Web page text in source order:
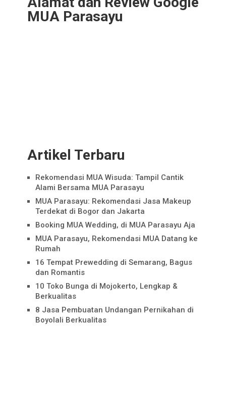
MUA Parasayu
Artikel Terbaru
Rekomendasi MUA Wisuda: Tampil Cantik
Alami Bersama MUA Parasayu
MUA Parasayu: Rekomendasi Jasa Makeup
Terdekat di Bogor dan Jakarta
Booking MUA Wedding, di MUA Parasayu Aja
MUA Parasayu, Rekomendasi MUA Datang ke
Rumah
16 Tempat Prewedding di Semarang, Bagus
dan Romantis
10 Toko Bunga di Mojokerto, Lengkap &
Berkualitas
8 Jasa Pembuatan Undangan Pernikahan di
Boyolali Berkualitas